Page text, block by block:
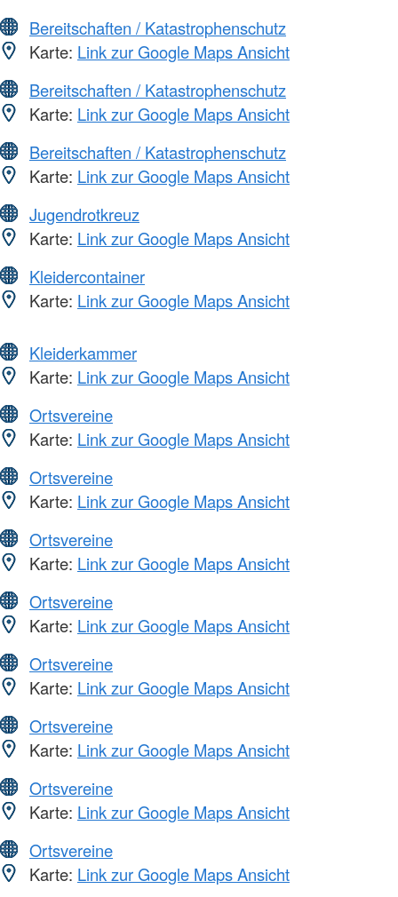
Bereitschaften / Katastrophenschutz
Karte: Link zur Google Maps Ansicht
Bereitschaften / Katastrophenschutz
Karte: Link zur Google Maps Ansicht
Bereitschaften / Katastrophenschutz
Karte: Link zur Google Maps Ansicht
Jugendrotkreuz
Karte: Link zur Google Maps Ansicht
Kleidercontainer
Karte: Link zur Google Maps Ansicht
Kleiderkammer
Karte: Link zur Google Maps Ansicht
Ortsvereine
Karte: Link zur Google Maps Ansicht
Ortsvereine
Karte: Link zur Google Maps Ansicht
Ortsvereine
Karte: Link zur Google Maps Ansicht
Ortsvereine
Karte: Link zur Google Maps Ansicht
Ortsvereine
Karte: Link zur Google Maps Ansicht
Ortsvereine
Karte: Link zur Google Maps Ansicht
Ortsvereine
Karte: Link zur Google Maps Ansicht
Ortsvereine
Karte: Link zur Google Maps Ansicht